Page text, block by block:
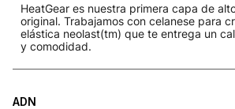
HeatGear es nuestra primera capa de
original. Trabajamos con celanese para
elástica neolast(tm) que te entrega un
y comodidad.
ADN